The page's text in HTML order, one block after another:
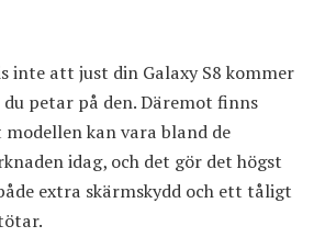
inte att just din Galaxy S8 kommer
petar på den. Däremot finns
kan vara bland de
idag, och det gör det högst
extra skärmskydd och ett tåligt